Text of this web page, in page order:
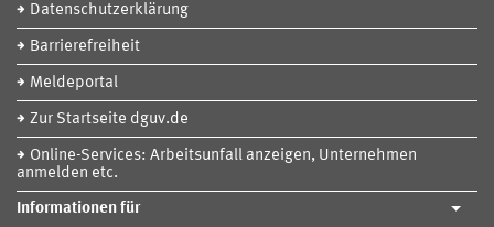
Datenschutzerklärung
Barrierefreiheit
Meldeportal
Zur Startseite dguv.de
Online-Services: Arbeitsunfall anzeigen, Unternehmen
anmelden etc.
Informationen für